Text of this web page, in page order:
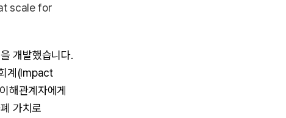
scale for
개발했습니다.
계(Impact
해관계자에게
가치로